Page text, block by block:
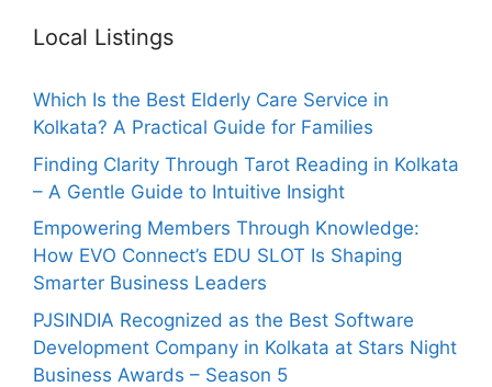
Local Listings
Which Is the Best Elderly Care Service in
Kolkata? A Practical Guide for Families
Finding Clarity Through Tarot Reading in Kolkata
– A Gentle Guide to Intuitive Insight
Empowering Members Through Knowledge:
How EVO Connect’s EDU SLOT Is Shaping
Smarter Business Leaders
PJSINDIA Recognized as the Best Software
Development Company in Kolkata at Stars Night
Business Awards – Season 5